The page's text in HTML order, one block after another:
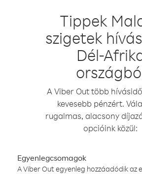
Tippek
szigetek
Dél-
A Viber Out több
kevesebb pénzért.
rugalmas, alacsony
opcióink közül:
Egyenlegcsomagok
A Viber Out egyenleg hozzáadódik az